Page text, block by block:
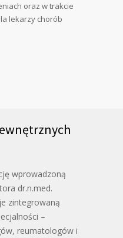
oraz w trakcie
lekarzy chorób
wprowadzoną
dr.n.med.
zintegrowaną
–
reumatologów i